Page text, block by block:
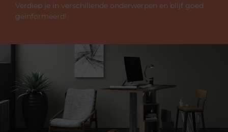
Verdiep je in verschillende onderwerpen en blijf goed
geïnformeerd!